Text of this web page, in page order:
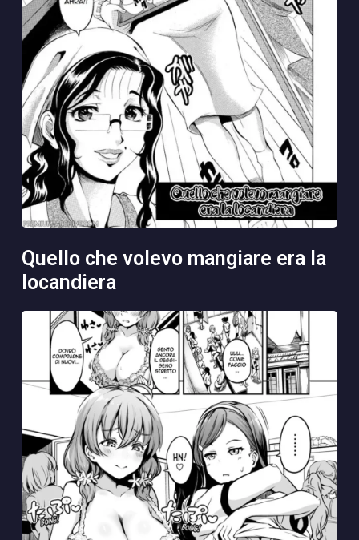
quello che volevo mangiare era la
locandiera